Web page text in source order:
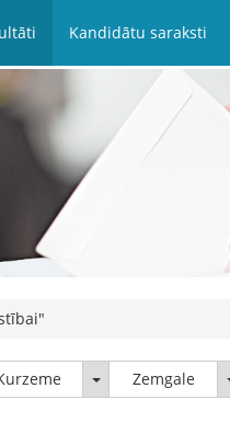
Kandidātu saraksti
KurzemeZemgale